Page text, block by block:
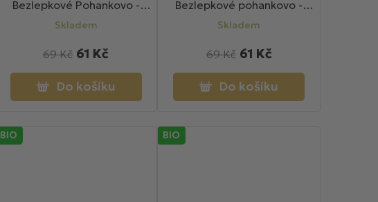
Bezlepkové Pohankovo -
malinové BIO sušenky 100g
Skladem
61 Kč
69 Kč
Do košíku
Bezlepkové pohankovo -
jablečné BIO sušenky s
kokosem 100g
Skladem
61 Kč
69 Kč
Do košíku
BIO BIO